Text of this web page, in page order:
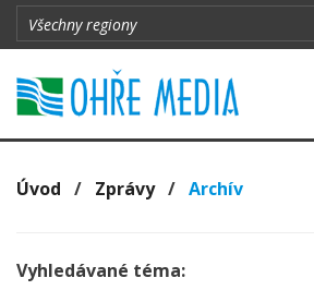
Úvod / Zprávy/ Archív
Vyhledávané téma: